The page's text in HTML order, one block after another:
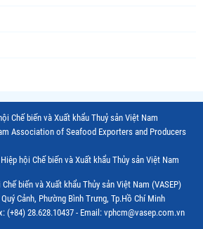
Chế biến và Xuất khẩu Thuỷ sản Việt Nam
Association of Seafood Exporters and Producers
hội Chế biến và Xuất khẩu Thủy sản Việt Nam
biến và Xuất khẩu Thủy sản Việt Nam (VASEP)
Cảnh, Phường Bình Trưng, Tp.Hồ Chí Minh
(+84) 28.628.10437 - Email: vphcm@vasep.com.vn